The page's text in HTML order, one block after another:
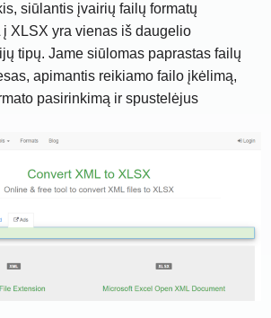
siūlantis įvairių failų formatų
į XLSX yra vienas iš daugelio
tipų. Jame siūlomas paprastas failų
apimantis reikiamo failo įkėlimą,
pasirinkimą ir spustelėjus